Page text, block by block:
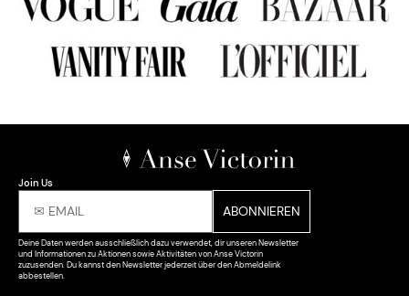
Join Us
Deine Daten werden ausschließlich dazu verwendet, dir unseren Newsletter
und Informationen zu Aktionen sowie Aktivitäten von Anse Victorin
zuzusenden. Du kannst den Newsletter jederzeit über den Abmeldelink
abbestellen.